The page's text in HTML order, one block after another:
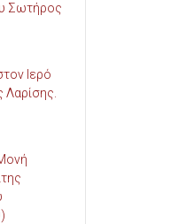
Σωτήρος
Ιερό